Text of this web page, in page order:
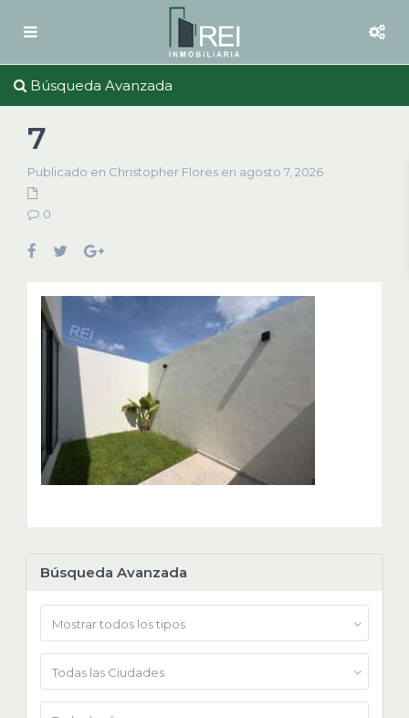
Búsqueda Avanzada
7
Publicado en Christopher Flores en agosto 7, 2026
0
Búsqueda Avanzada
Mostrar todos los tipos
Todas las Ciudades